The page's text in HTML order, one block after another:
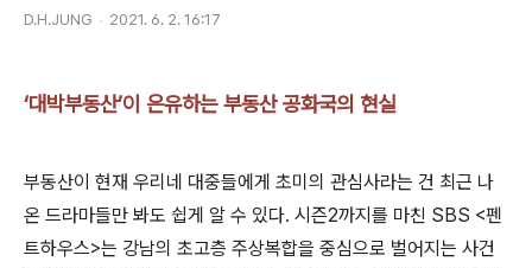
D.H.JUNG 2021. 6. 2. 16:17
‘대박부동산’이 은유하는 부동산 공화국의 현실
부동산이 현재 우리네 대중들에게 초미의 관심사라는 건 최근 나
온 드라마들만 봐도 쉽게 알 수 있다. 시즌2까지를 마친 SBS <펜
트하우스>는 강남의 초고층 주상복합을 중심으로 벌어지는 사건